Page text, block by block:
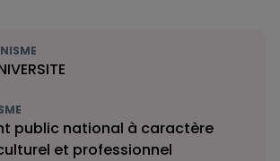
public national à caractère
et professionnel